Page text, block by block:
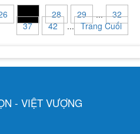
27 28 29 ...
32
37
42 ... Trang Cuối
- VIỆT VƯỢNG